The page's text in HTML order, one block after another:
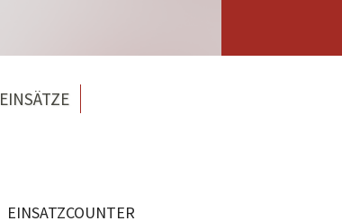
EINSÄTZE
EINSATZCOUNTER